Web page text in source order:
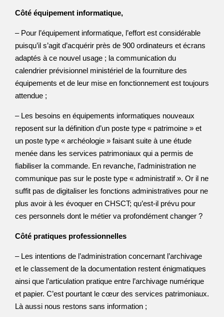
Côté équipement informatique,
– Pour l’équipement informatique, l’effort est considérable
puisqu’il s’agit d’acquérir près de 900 ordinateurs et écrans
adaptés à ce nouvel usage ; la communication du
calendrier prévisionnel ministériel de la fourniture des
équipements et de leur mise en fonctionnement est toujours
attendue ;
– Les besoins en équipements informatiques nouveaux
reposent sur la définition d’un poste type « patrimoine » et
un poste type « archéologie » faisant suite à une étude
menée dans les services patrimoniaux qui a permis de
fiabiliser la commande. En revanche, l’administration ne
communique pas sur le poste type « administratif ». Or il ne
suffit pas de digitaliser les fonctions administratives pour ne
plus avoir à les évoquer en CHSCT; qu’est-il prévu pour
ces personnels dont le métier va profondément changer ?
Côté pratiques professionnelles
– Les intentions de l’administration concernant l’archivage
et le classement de la documentation restent énigmatiques
ainsi que l’articulation pratique entre l’archivage numérique
et papier. C’est pourtant le cœur des services patrimoniaux.
Là aussi nous restons sans information ;